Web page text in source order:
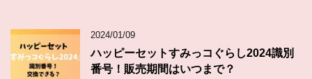
2024/01/09
ハッピーセットすみっコぐらし2024識別
番号！販売期間はいつまで？